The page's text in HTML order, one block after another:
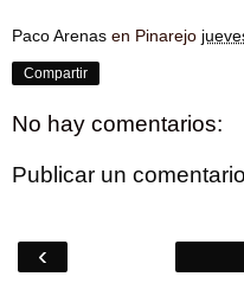
Paco Arenas en Pinarejo
Compartir
No hay comentarios:
Publicar un comentario
‹